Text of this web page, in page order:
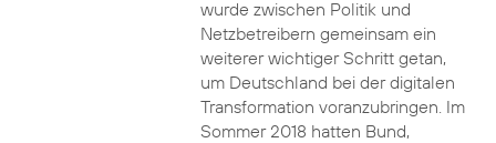
wurde zwischen Politik und
Netzbetreibern gemeinsam ein
weiterer wichtiger Schritt getan,
um Deutschland bei der digitalen
Transformation voranzubringen. Im
Sommer 2018 hatten Bund,